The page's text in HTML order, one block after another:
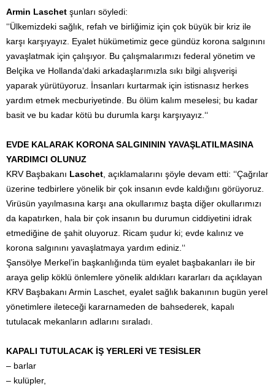
Armin Laschet şunları söyledi:
‘‘Ülkemizdeki sağlık, refah ve birliğimiz için çok büyük bir kriz ile
karşı karşıyayız. Eyalet hükümetimiz gece gündüz korona salgınını
yavaşlatmak için çalışıyor. Bu çalışmalarımızı federal yönetim ve
Belçika ve Hollanda‘daki arkadaşlarımızla sıkı bilgi alışverişi
yaparak yürütüyoruz. İnsanları kurtarmak için istisnasız herkes
yardım etmek mecburiyetinde. Bu ölüm kalım meselesi; bu kadar
basit ve bu kadar kötü bu durumla karşı karşıyayız.‘‘
EVDE KALARAK KORONA SALGINININ YAVAŞLATILMASINA
YARDIMCI OLUNUZ
KRV Başbakanı Laschet , açıklamalarını şöyle devam etti: ‘‘Çağrılar
üzerine tedbirlere yönelik bir çok insanın evde kaldığını görüyoruz.
Virüsün yayılmasına karşı ana okullarımız başta diğer okullarımızı
da kapatırken, hala bir çok insanın bu durumun ciddiyetini idrak
etmediğine de şahit oluyoruz. Ricam şudur ki; evde kalınız ve
korona salgınını yavaşlatmaya yardım ediniz.‘‘
Şansölye Merkel’in başkanlığında tüm eyalet başbakanları ile bir
araya gelip köklü önlemlere yönelik aldıkları kararları da açıklayan
KRV Başbakanı Armin Laschet, eyalet sağlık bakanının bugün yerel
yönetimlere ileteceği kararnameden de bahsederek, kapalı
tutulacak mekanların adlarını sıraladı.
KAPALI TUTULACAK İŞ YERLERİ VE TESİSLER
– barlar
– kulüpler,